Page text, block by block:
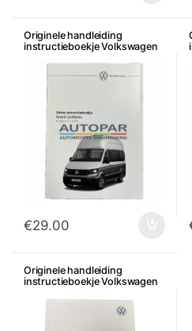
Originele handleiding
instructieboekje Volkswagen
€29.00
Originele handleiding
instructieboekje Volkswagen